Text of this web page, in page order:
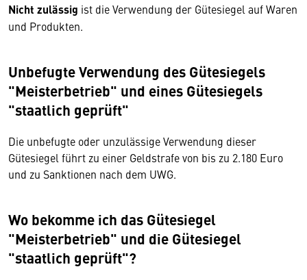
Nicht zulässig ist die Verwendung der Gütesiegel auf Waren
und Produkten.
Unbefugte Verwendung des Gütesiegels
"Meisterbetrieb" und eines Gütesiegels
"staatlich geprüft"
Die unbefugte oder unzulässige Verwendung dieser
Gütesiegel führt zu einer Geldstrafe von bis zu 2.180 Euro
und zu Sanktionen nach dem UWG.
Wo bekomme ich das Gütesiegel
"Meisterbetrieb" und die Gütesiegel
"staatlich geprüft"?